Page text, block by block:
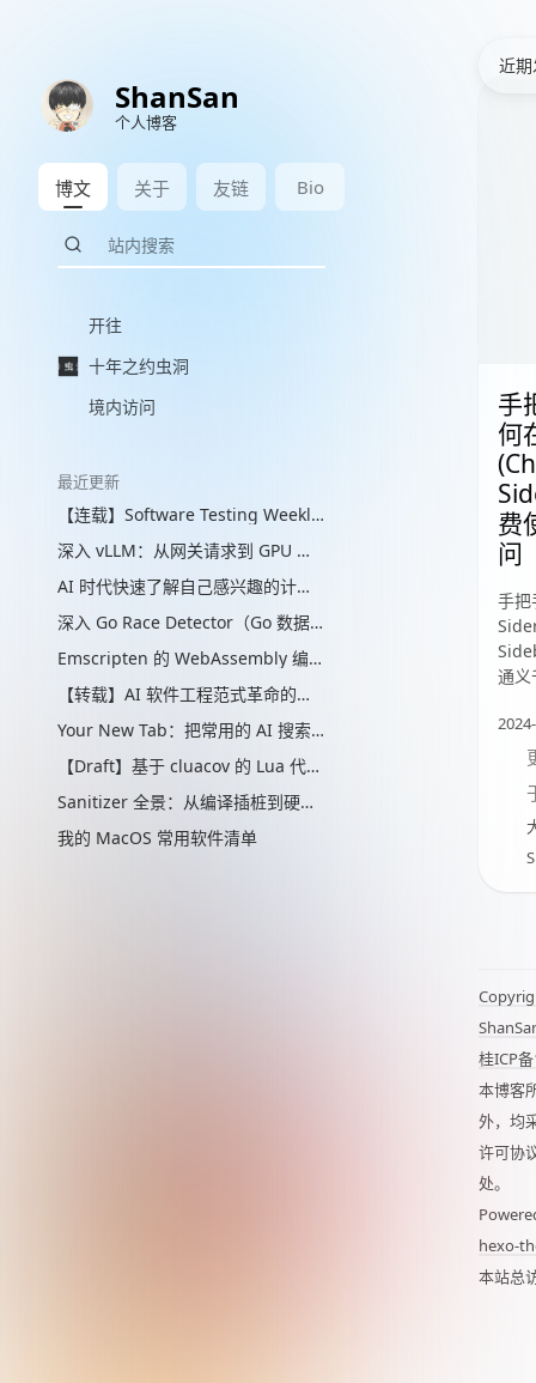
ShanSan
个人博客
博文 关于 友链 Bio
开往
十年之约虫洞
境内访问
最近更新
【连载】Software Testing Weekly 图文解读 with VLM
深入 vLLM：从网关请求到 GPU 批处理的推理引擎实现
AI 时代快速了解自己感兴趣的计算机辅助的“制作工艺”管线
深入 Go Race Detector（Go 数据竞争检测器）：从编译器插桩到 ThreadSanitizer 运行时
Emscripten 的 WebAssembly 编译实现解析
【转载】AI 软件工程范式革命的思考
Your New Tab：把常用的 AI 搜索放进新标签页
【Draft】基于 cluacov 的 Lua 代码分支覆盖率统计：从行级近似到指令级精确
Sanitizer 全景：从编译插桩到硬件标签的内存安全检测演进
我的 MacOS 常用软件清单
近
手
何
费
问
手把
通义
桂ICP
本博客
外，均
许可协
处。
hexo-
本站总